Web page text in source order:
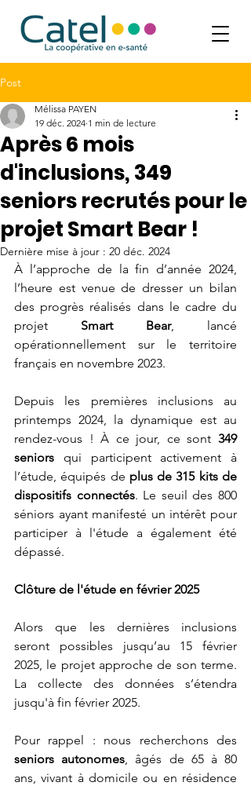
Post
Après 6 mois
d'inclusions, 349
seniors recrutés pour le
projet Smart Bear !
Mélissa PAYEN
19 déc. 2024 1 min de lecture
Dernière mise à jour : 20 déc. 2024
À l’approche de la fin d’année 2024,
l’heure est venue de dresser un bilan
des progrès réalisés dans le cadre du
projet Smart Bear, lancé
opérationnellement sur le territoire
français en novembre 2023.
Depuis les premières inclusions au
printemps 2024, la dynamique est au
rendez-vous ! À ce jour, ce sont 349
seniors qui participent activement à
l’étude, équipés de plus de 315 kits de
dispositifs connectés. Le seuil des 800
séniors ayant manifesté un intérêt pour
participer à l'étude a également été
dépassé.
Clôture de l'étude en février 2025
Alors que les dernières inclusions
seront possibles jusqu’au 15 février
2025, le projet approche de son terme.
La collecte des données s’étendra
jusqu'à fin février 2025.
seniors autonomes, âgés de 65 à 80
ans, vivant à domicile ou en résidence